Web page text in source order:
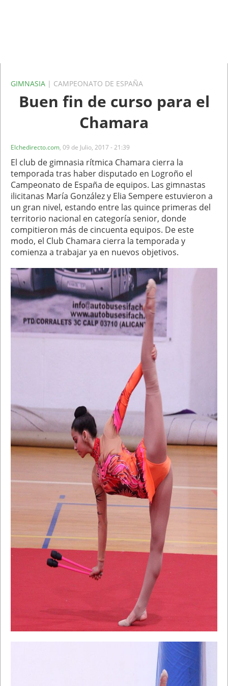
GIMNASIA | CAMPEONATO DE ESPAÑA
Buen fin de curso para el
Chamara
Elchedirecto.com, 09 de Julio, 2017 - 21:39
El club de gimnasia rítmica Chamara cierra la
temporada tras haber disputado en Logroño el
Campeonato de España de equipos. Las gimnastas
ilicitanas María González y Elia Sempere estuvieron a
un gran nivel, estando entre las quince primeras del
territorio nacional en categoría senior, donde
compitieron más de cincuenta equipos. De este
modo, el Club Chamara cierra la temporada y
comienza a trabajar ya en nuevos objetivos.